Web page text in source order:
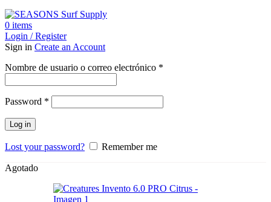
0 items
Login / Register
Sign in Create an Account
Nombre de usuario o correo electrónico *
Password *
Log in
Lost your password? Remember me
Agotado